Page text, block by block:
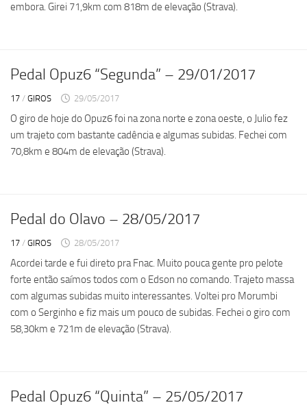
embora. Girei 71,9km com 818m de elevação (Strava).
Pedal Opuz6 “Segunda” – 29/01/2017
17 / GIROS 29/05/2017
O giro de hoje do Opuz6 foi na zona norte e zona oeste, o Julio fez
um trajeto com bastante cadência e algumas subidas. Fechei com
70,8km e 804m de elevação (Strava).
Pedal do Olavo – 28/05/2017
17 / GIROS 28/05/2017
Acordei tarde e fui direto pra Fnac. Muito pouca gente pro pelote
forte então saímos todos com o Edson no comando. Trajeto massa
com algumas subidas muito interessantes. Voltei pro Morumbi
com o Serginho e fiz mais um pouco de subidas. Fechei o giro com
58,30km e 721m de elevação (Strava).
Pedal Opuz6 “Quinta” – 25/05/2017